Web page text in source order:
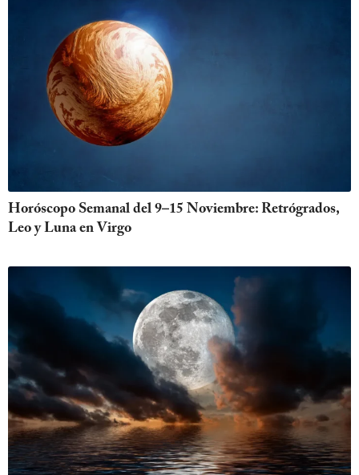
Horóscopo Semanal del 9–15 Noviembre: Retrógrados,
Leo y Luna en Virgo